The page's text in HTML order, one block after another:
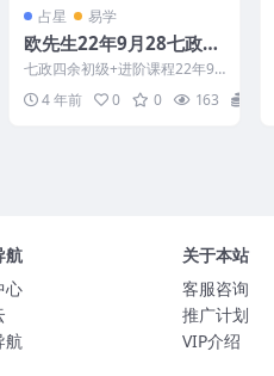
占星 易学
欧先生22年9月28七政四
余初级+进阶课程视频
七政四余初级+进阶课程22年9
月 欧先生22年9月28七政四余
初级+进阶课程视频...
4 年前 0 0 163
航
心
航
关于本站
客服咨询
推广计划
VIP介绍